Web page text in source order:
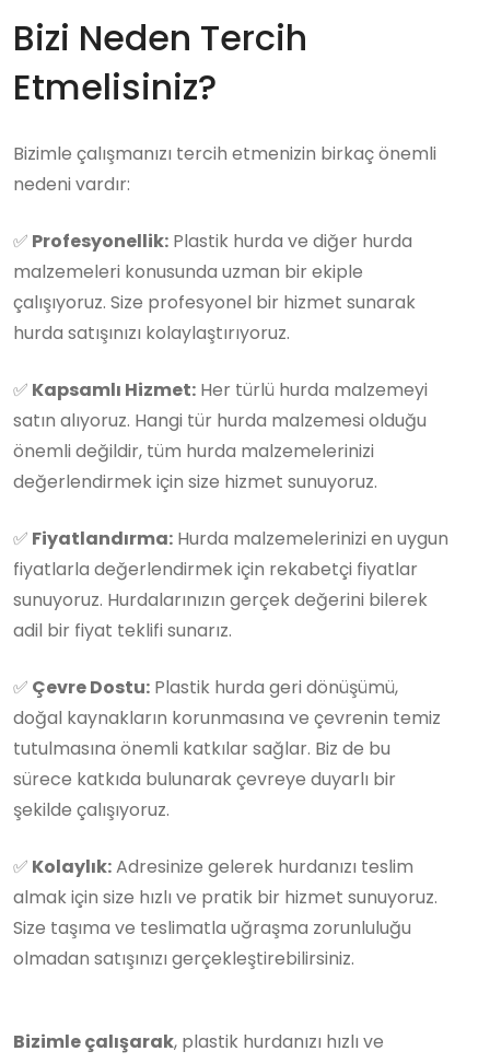
Bizi Neden Tercih
Etmelisiniz?
Bizimle çalışmanızı tercih etmenizin birkaç önemli
nedeni vardır:
✅ Profesyonellik: Plastik hurda ve diğer hurda
malzemeleri konusunda uzman bir ekiple
çalışıyoruz. Size profesyonel bir hizmet sunarak
hurda satışınızı kolaylaştırıyoruz.
✅ Kapsamlı Hizmet: Her türlü hurda malzemeyi
satın alıyoruz. Hangi tür hurda malzemesi olduğu
önemli değildir, tüm hurda malzemelerinizi
değerlendirmek için size hizmet sunuyoruz.
✅ Fiyatlandırma: Hurda malzemelerinizi en uygun
fiyatlarla değerlendirmek için rekabetçi fiyatlar
sunuyoruz. Hurdalarınızın gerçek değerini bilerek
adil bir fiyat teklifi sunarız.
✅ Çevre Dostu: Plastik hurda geri dönüşümü,
doğal kaynakların korunmasına ve çevrenin temiz
tutulmasına önemli katkılar sağlar. Biz de bu
sürece katkıda bulunarak çevreye duyarlı bir
şekilde çalışıyoruz.
✅ Kolaylık:Adresinize gelerek hurdanızı teslim
almak için size hızlı ve pratik bir hizmet sunuyoruz.
Size taşıma ve teslimatla uğraşma zorunluluğu
olmadan satışınızı gerçekleştirebilirsiniz.
Bizimle çalışarak, plastik hurdanızı hızlı ve